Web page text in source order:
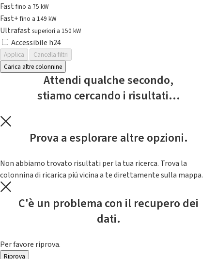
Fastfino a 75 kW
Fast+fino a 149 kW
Ultrafast superiori a 150 kW
Accessibile h24
Applica
Cancella filtri
Carica altre colonnine
Attendi qualche secondo,
stiamo cercando i risultati...
Prova a esplorare altre opzioni.
Non abbiamo trovato risultati per la tua ricerca. Trova la
colonnina di ricarica piú vicina a te direttamente sulla mappa.
C'è un problema con il recupero dei
dati.
Per favore riprova.
Riprova